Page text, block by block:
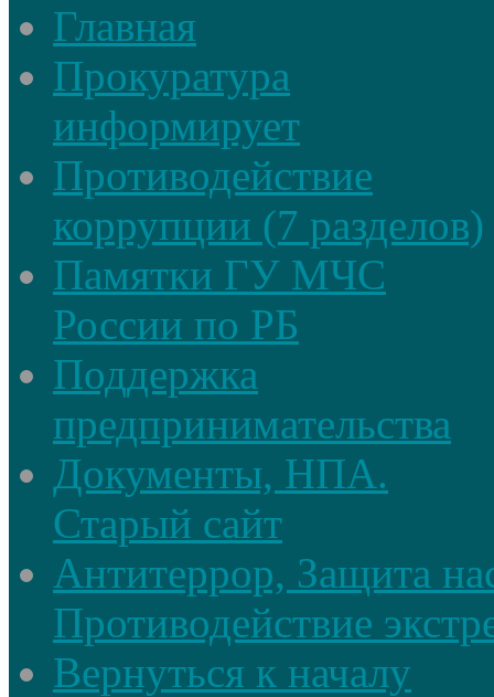
Главная
Прокуратура
информирует
Противодействие
коррупции (7 разделов)
Памятки ГУ МЧС
России по РБ
Поддержка
предпринимательства
Документы, НПА.
Старый сайт
Антитеррор, Защита
Противодействие
Вернуться к началу